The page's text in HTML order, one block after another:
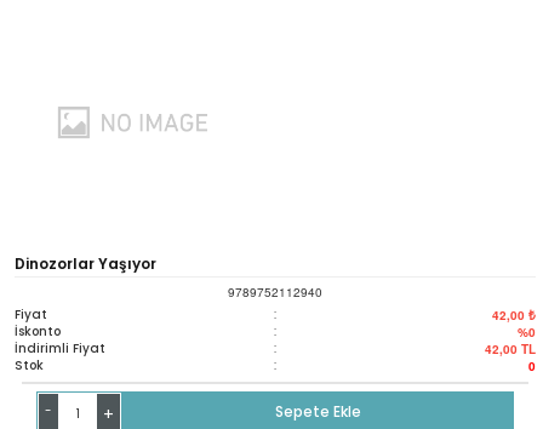
Dinozorlar Yaşıyor
9789752112940
Fiyat : 42,00 ₺
İskonto : %0
İndirimli Fiyat : 42,00 TL
Stok : 0
- +
Sepete Ekle